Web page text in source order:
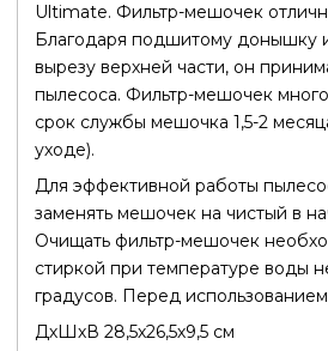
Ultimate. Фильтр-мешочек
Благодаря подшитому донышку
вырезу верхней части, он
пылесоса. Фильтр-мешочек
срок службы мешочка 1,5-2
уходе).
Для эффективной работы
заменять мешочек на чистый в
Очищать фильтр-мешочек
стиркой при температуре воды
градусов. Перед
ДхШхВ 28,5х26,5х9,5 см